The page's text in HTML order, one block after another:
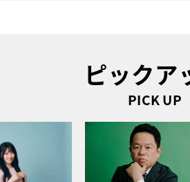
ピックア
PICK UP